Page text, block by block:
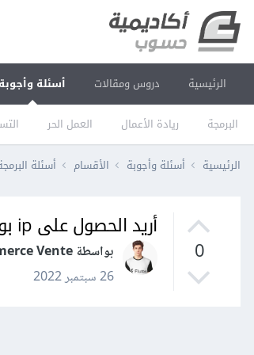
الرئيسية دروس ومقالات أسئلة وأجوبة
البرمجة ريادة الأعمال العمل الحر
الرئيسية أسئلة وأجوبة الأقسام أسئلة
0
أريد الحصول على ip بواسطة django
بواسطة Ecommerce Vente
26 سبتمبر 2022